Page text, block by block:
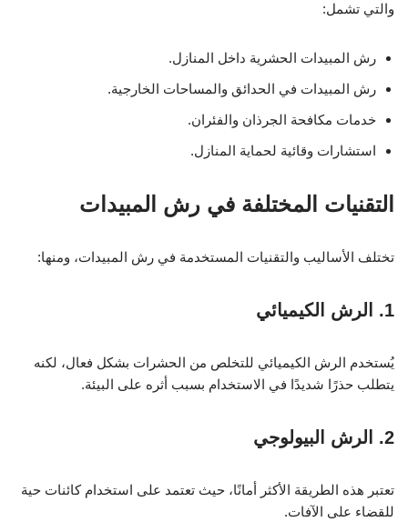
والتي تشمل:
رش المبيدات الحشرية داخل المنازل.
رش المبيدات في الحدائق والمساحات الخارجية.
خدمات مكافحة الجرذان والفئران.
استشارات وقائية لحماية المنازل.
التقنيات المختلفة في رش المبيدات
تختلف الأساليب والتقنيات المستخدمة في رش المبيدات، ومنها:
1. الرش الكيميائي
يُستخدم الرش الكيميائي للتخلص من الحشرات بشكل فعال، لكنه
يتطلب حذرًا شديدًا في الاستخدام بسبب أثره على البيئة.
2. الرش البيولوجي
تعتبر هذه الطريقة الأكثر أمانًا، حيث تعتمد على استخدام كائنات حية
للقضاء على الآفات.